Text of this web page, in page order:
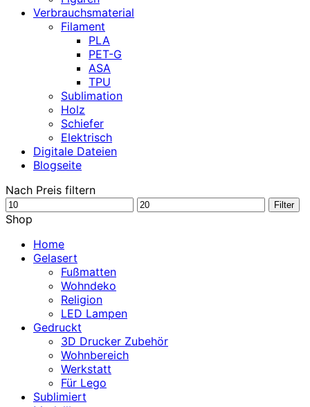
Verbrauchsmaterial
Filament
PLA
PET-G
ASA
TPU
Sublimation
Holz
Schiefer
Elektrisch
Digitale Dateien
Blogseite
Nach Preis filtern
Min.
Preis
Max.
Filter
Shop
Home
Gelasert
Fußmatten
Wohndeko
Religion
LED Lampen
Gedruckt
3D Drucker Zubehör
Wohnbereich
Werkstatt
Für Lego
Sublimiert